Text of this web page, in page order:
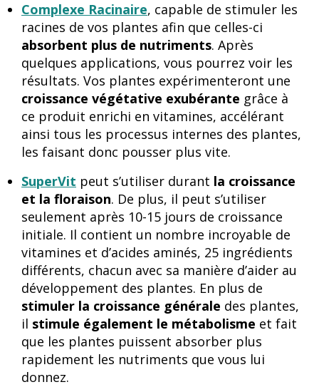
Complexe Racinaire, capable de stimuler les
racines de vos plantes afin que celles-ci
absorbent plus de nutriments. Après
quelques applications, vous pourrez voir les
résultats. Vos plantes expérimenteront une
croissance végétative exubérante grâce à
ce produit enrichi en vitamines, accélérant
ainsi tous les processus internes des plantes,
les faisant donc pousser plus vite.
SuperVit peut s’utiliser durant la croissance
et la floraison. De plus, il peut s’utiliser
seulement après 10-15 jours de croissance
initiale. Il contient un nombre incroyable de
vitamines et d’acides aminés, 25 ingrédients
différents, chacun avec sa manière d’aider au
développement des plantes. En plus de
stimuler la croissance générale des plantes,
il stimule également le métabolisme et fait
que les plantes puissent absorber plus
rapidement les nutriments que vous lui
donnez.